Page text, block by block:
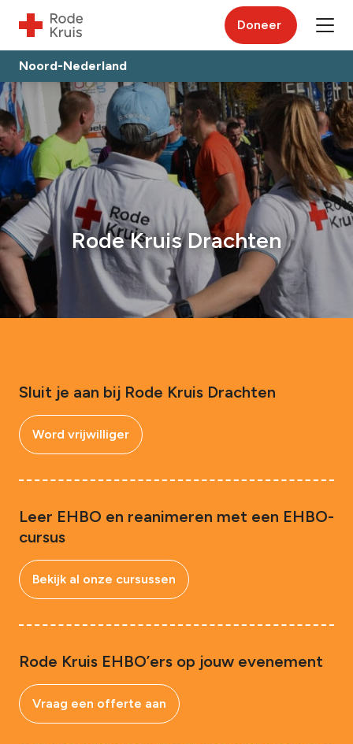
Doneer
Noord-Nederland
Rode Kruis Drachten
Sluit je aan bij Rode Kruis Drachten
Word vrijwilliger
Leer EHBO en reanimeren met een EHBO-
cursus
Bekijk al onze cursussen
Rode Kruis EHBO’ers op jouw evenement
Vraag een offerte aan